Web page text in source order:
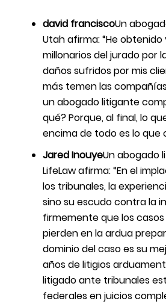
david franciscoUn
Utah afirma: “He
millonarios del jurado por
daños sufridos por mis
más temen las
un abogado litigante
qué? Porque, al final, lo
encima de todo es lo que
Jared InouyeUn abogado
LifeLaw afirma: “En el
los tribunales, la
sino su escudo contra la
firmemente que los
pierden en la ardua
dominio del caso es su
años de litigios
litigado ante tribunales
federales en juicios